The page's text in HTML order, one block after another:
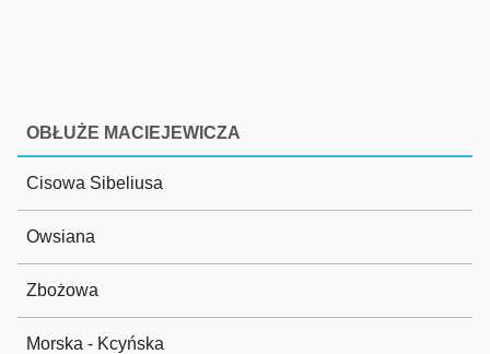
OBŁUŻE MACIEJEWICZA
Cisowa Sibeliusa
Owsiana
Zbożowa
Morska - Kcyńska